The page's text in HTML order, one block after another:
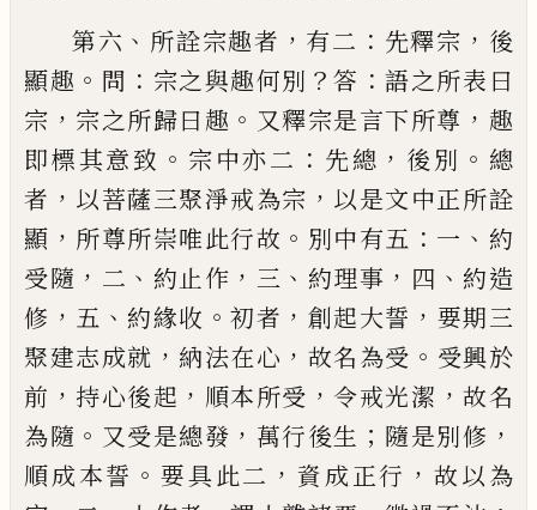
第六 、 所詮宗趣者 ， 有二 ： 先釋宗 ， 後
顯趣 。 問 ： 宗之與趣何別 ？答 ：語之所表曰
宗 ， 宗之所歸曰趣 。 又釋宗是言下所尊 ， 趣
即標其意致 。 宗中亦二 ： 先總 ， 後別 。 總
者 ， 以菩薩三聚淨戒為宗 ， 以是文中正所詮
顯 ， 所尊所崇唯此行故 。 別中有五 ： 一 、 約
受隨 ， 二 、 約止作 ， 三 、 約理事 ， 四 、 約造
修 ， 五 、 約緣收 。初者 ， 創起大誓 ， 要期三
聚建志成就 ， 納法在心 ， 故名為受 。 受興於
前 ， 持心後起 ， 順本所受 ，令戒光潔 ，故名
為隨 。 又受是總發 ， 萬行後生 ； 隨是別修 ，
順成本誓 。 要具此二 ， 資成正行 ， 故以為